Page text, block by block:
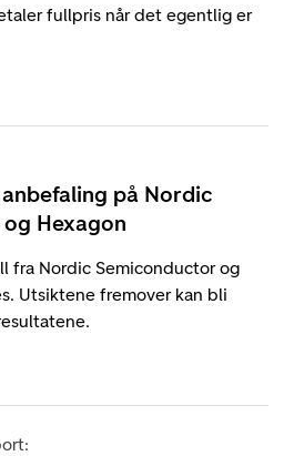
fullpris når det egentlig er
på Nordic
Hexagon
fra Nordic Semiconductor og
Utsiktene fremover kan bli